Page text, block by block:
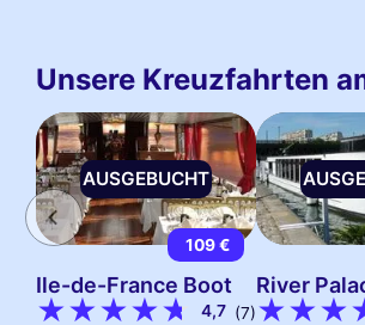
Unsere Kreuzfahrten
AUSGEBUCHT
109 €
Ile-de-France Boot
4,7 (7)
River